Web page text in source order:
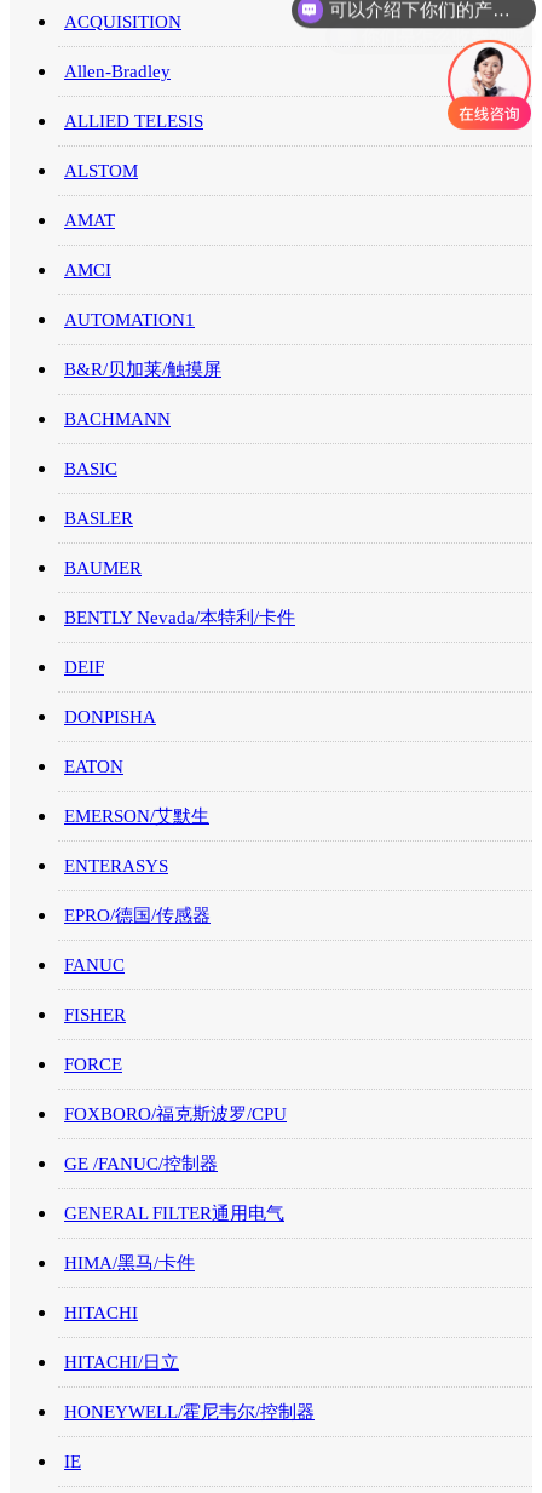
ACQUISITION
Allen-Bradley
ALLIED TELESIS
ALSTOM
AMAT
AMCI
AUTOMATION1
B&R/贝加莱/触摸屏
BACHMANN
BASIC
BASLER
BAUMER
BENTLY Nevada/本特利/卡件
DEIF
DONPISHA
EATON
EMERSON/艾默生
ENTERASYS
EPRO/德国/传感器
FANUC
FISHER
FORCE
FOXBORO/福克斯波罗/CPU
GE /FANUC/控制器
GENERAL FILTER通用电气
HIMA/黑马/卡件
HITACHI
HITACHI/日立
HONEYWELL/霍尼韦尔/控制器
IE
你们是怎么收费的呢